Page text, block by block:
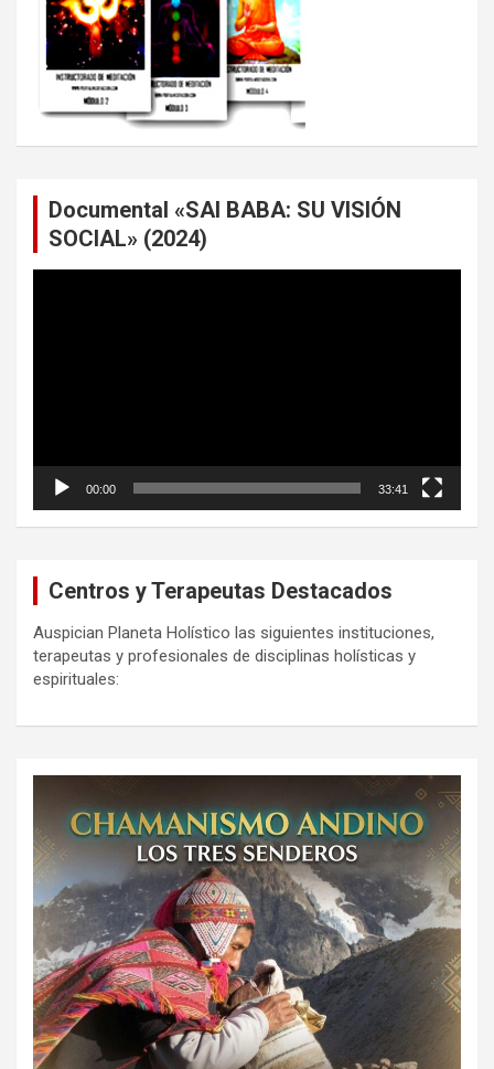
Documental «SAI BABA: SU VISIÓN
SOCIAL» (2024)
00:00 33:41
Centros y Terapeutas Destacados
Auspician Planeta Holístico las siguientes instituciones,
terapeutas y profesionales de disciplinas holísticas y
espirituales: